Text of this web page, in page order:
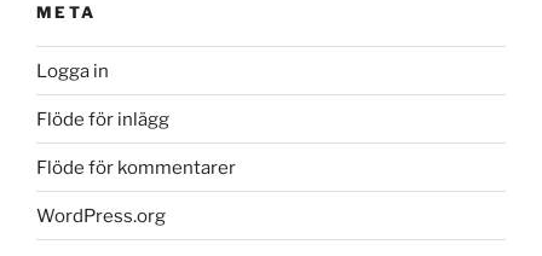
META
Logga in
Flöde för inlägg
Flöde för kommentarer
WordPress.org